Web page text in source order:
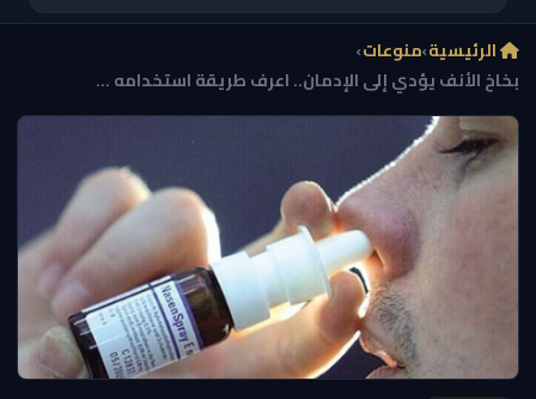
الرئيسية›منوعات›
بخاخ الأنف يؤدي إلى الإدمان.. اعرف طريقة استخدامه ...